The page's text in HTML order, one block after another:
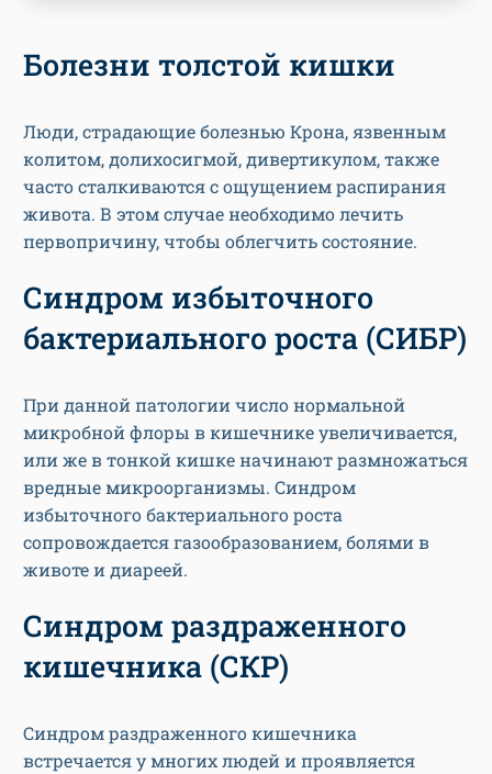
Болезни толстой кишки
Люди, страдающие болезнью Крона, язвенным
колитом, долихосигмой, дивертикулом, также
часто сталкиваются с ощущением распирания
живота. В этом случае необходимо лечить
первопричину, чтобы облегчить состояние.
Синдром избыточного
бактериального роста (СИБР)
При данной патологии число нормальной
микробной флоры в кишечнике увеличивается,
или же в тонкой кишке начинают размножаться
вредные микроорганизмы. Синдром
избыточного бактериального роста
сопровождается газообразованием, болями в
животе и диареей.
Синдром раздраженного
кишечника (СКР)
Синдром раздраженного кишечника
встречается у многих людей и проявляется